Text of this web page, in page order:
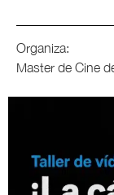
Organiza:
Master de Cine